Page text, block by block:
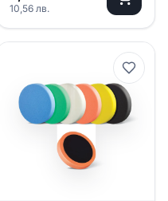
10,56 лв.